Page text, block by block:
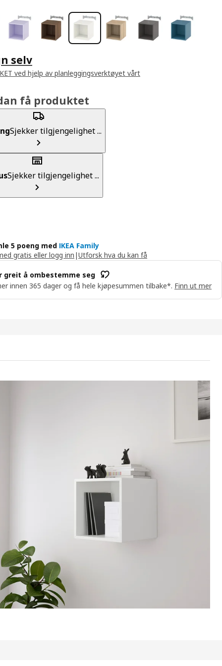
selv
ved hjelp av planleggingsverktøyet vårt
få produktet
Sjekker tilgjengelighet ...
Sjekker tilgjengelighet ...
5 poeng med IKEA Family
gratis eller logg inn |Utforsk hva du kan få
greit å ombestemme seg
innen 365 dager og få hele kjøpesummen tilbake*. Finn ut mer